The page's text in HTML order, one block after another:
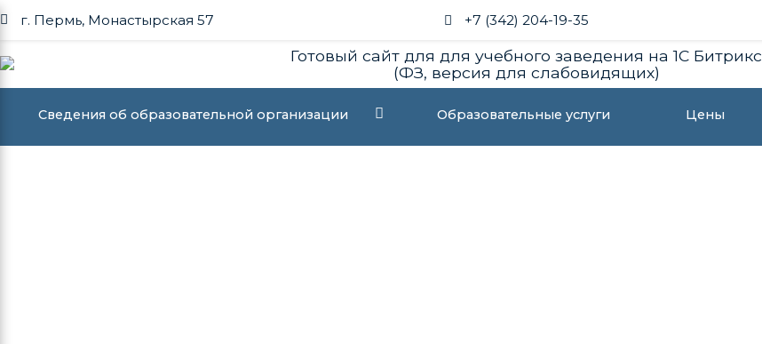
г. Пермь, Монастырская 57 +7 (342) 204-19-35
Готовый сайт для для учебного заведения на 1С Битрикс
(ФЗ, версия для слабовидящих)
Сведения об образовательной организации Образовательные услуги Цены